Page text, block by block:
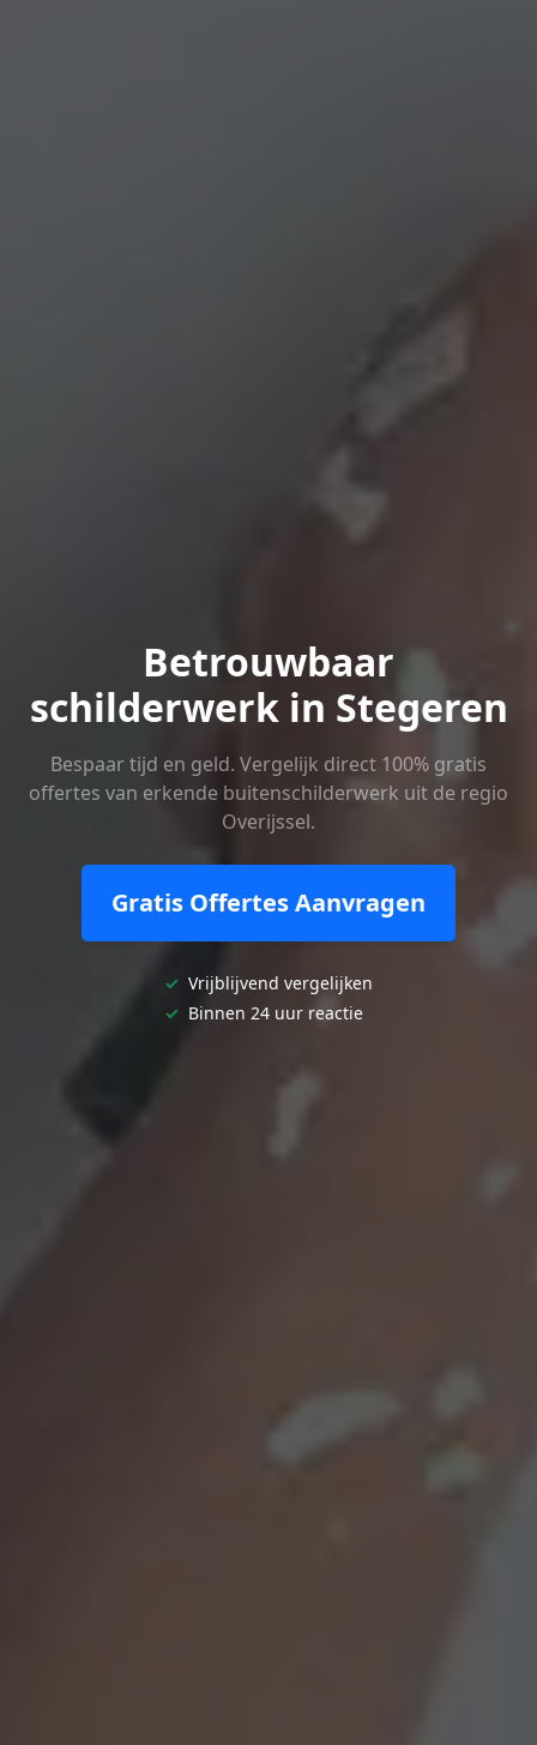
Betrouwbaar
schilderwerk in Stegeren
Bespaar tijd en geld. Vergelijk direct 100% gratis
offertes van erkende buitenschilderwerk uit de regio
Overijssel.
Gratis Offertes Aanvragen
✓ Vrijblijvend vergelijken
✓ Binnen 24 uur reactie